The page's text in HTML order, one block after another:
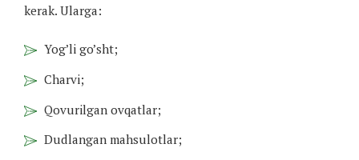
kerak. Ularga:
Yog’li go’sht;
Charvi;
Qovurilgan ovqatlar;
Dudlangan mahsulotlar;